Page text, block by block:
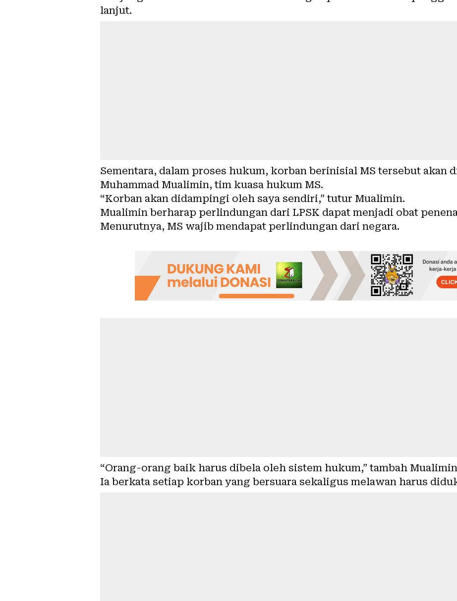
lanjut.
Sementara, dalam proses hukum, korban berinisial MS tersebut akan
Muhammad Mualimin, tim kuasa hukum MS.
“Korban akan didampingi oleh saya sendiri,” tutur Mualimin.
Mualimin berharap perlindungan dari LPSK dapat menjadi obat
Menurutnya, MS wajib mendapat perlindungan dari negara.
“Orang-orang baik harus dibela oleh sistem hukum,” tambah
Ia berkata setiap korban yang bersuara sekaligus melawan harus